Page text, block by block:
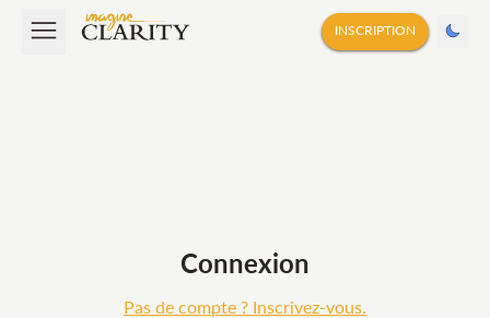
INSCRIPTION
Connexion
Pas de compte ? Inscrivez-vous.